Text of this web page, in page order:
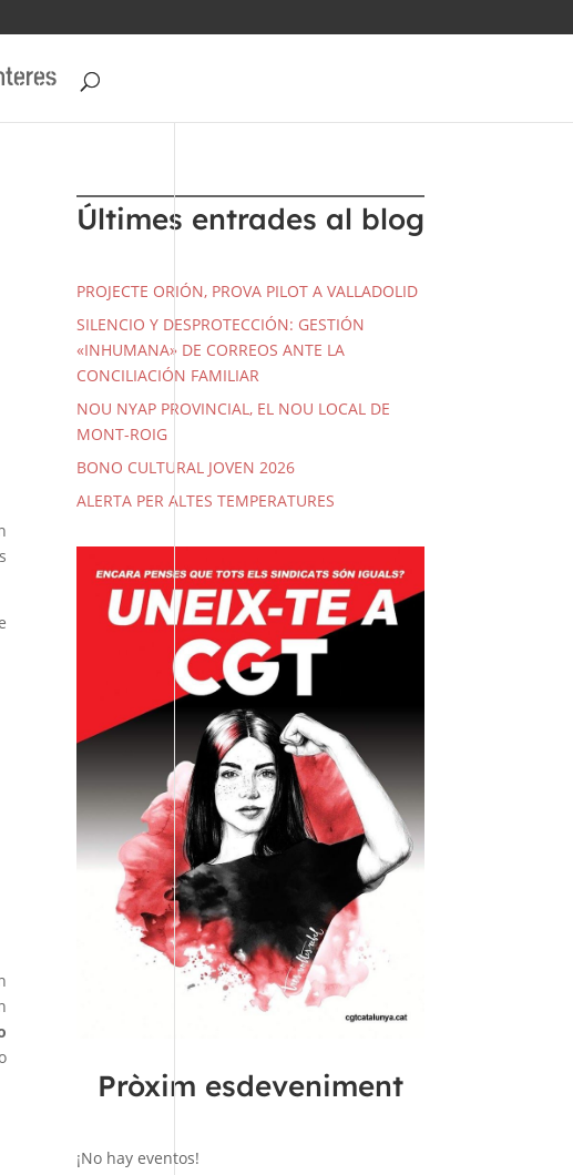
Últimes entrades al blog
PROJECTE ORIÓN, PROVA PILOT A VALLADOLID
SILENCIO Y DESPROTECCIÓN: GESTIÓN
«INHUMANA» DE CORREOS ANTE LA
CONCILIACIÓN FAMILIAR
NOU NYAP PROVINCIAL, EL NOU LOCAL DE
MONT-ROIG
BONO CULTURAL JOVEN 2026
ALERTA PER ALTES TEMPERATURES
Pròxim esdeveniment
¡No hay eventos!